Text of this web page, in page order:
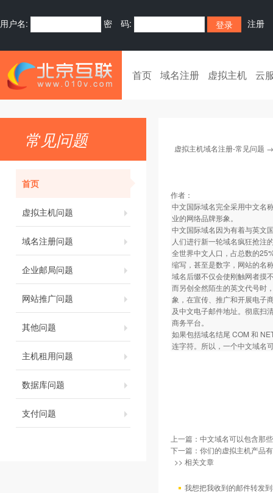
用户名: 密 码: 注册
首页 域名注册 虚拟主机 云
常见问题
首页
虚拟主机问题
域名注册问题
企业邮局问题
网站推广问题
其他问题
主机租用问题
数据库问题
支付问题
虚拟主机域名注册-常见问题
作者：
中文国际域名完全采用中文名
业的网络品牌形象。
中文国际域名因为有着与英文
人们进行新一轮域名疯狂抢注
全世界中文人口，占总数的
缩写，甚至是数字，网站的名
域名后缀不仅会使刚触网者摸
而另创全然陌生的英文代号时
象，在宣传、推广和开展电子
及中文电子邮件地址。彻底扫
商务平台。
如果包括域名结尾 COM 和
连字符。所以，一个中文域名
上一篇： 中文域名可以包含那
下一篇： 你们的虚拟主机产品
>> 相关文章
我想把我收到的邮件转发